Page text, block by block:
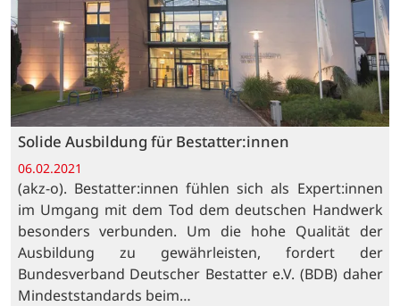
Solide Ausbildung für Bestatter:innen
06.02.2021
(akz-o). Bestatter:innen fühlen sich als Expert:innen
im Umgang mit dem Tod dem deutschen Handwerk
besonders verbunden. Um die hohe Qualität der
Ausbildung zu gewährleisten, fordert der
Bundesverband Deutscher Bestatter e.V. (BDB) daher
Mindeststandards beim…